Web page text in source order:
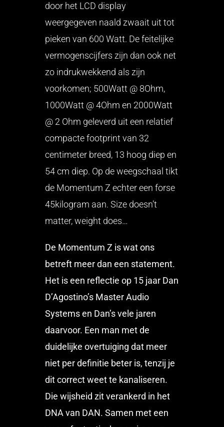
door het LCD display
weergegeven naald zwaait uit tot
pieken van 600 Watt. De feitelijke
vermogenscijfers zijn dan ook net
zo indrukwekkend als zijn
voorkomen; 500Watt @ 8Ohm,
1000Watt @ 4Ohm en 2000Watt
@ 2 Ohm geleverd uit een relatief
compacte footprint van 32
centimeter breed, 13 hoog diep en
54 cm diep. Op de weegschaal tikt
de Momentum Z echter een forse
45kilogram aan. Size doesn’t
matter, weight does…
De Momentum Z is wat ons
betreft meer dan een statement.
Het is een reflectie op 15 jaar Dan
D’Agostino’s Master Audio
Systems en Dan’s vele jaren
daarvoor. Een man met de
duidelijke overtuiging dat meer
niet per definitie beter is, tenzij je
dit correct weet te kanaliseren.
Die wijsheid zit verankerd in het
DNA van DAN. Samen met een